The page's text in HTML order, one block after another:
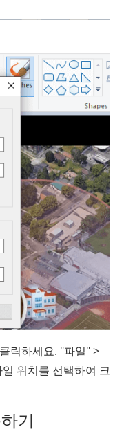
릭하세요. "파일" >
위치를 선택하여 크
기